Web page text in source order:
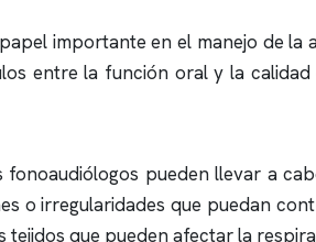
importante en el manejo de la
entre la función oral y la
pueden llevar a
o irregularidades que puedan
tejidos que pueden afectar la